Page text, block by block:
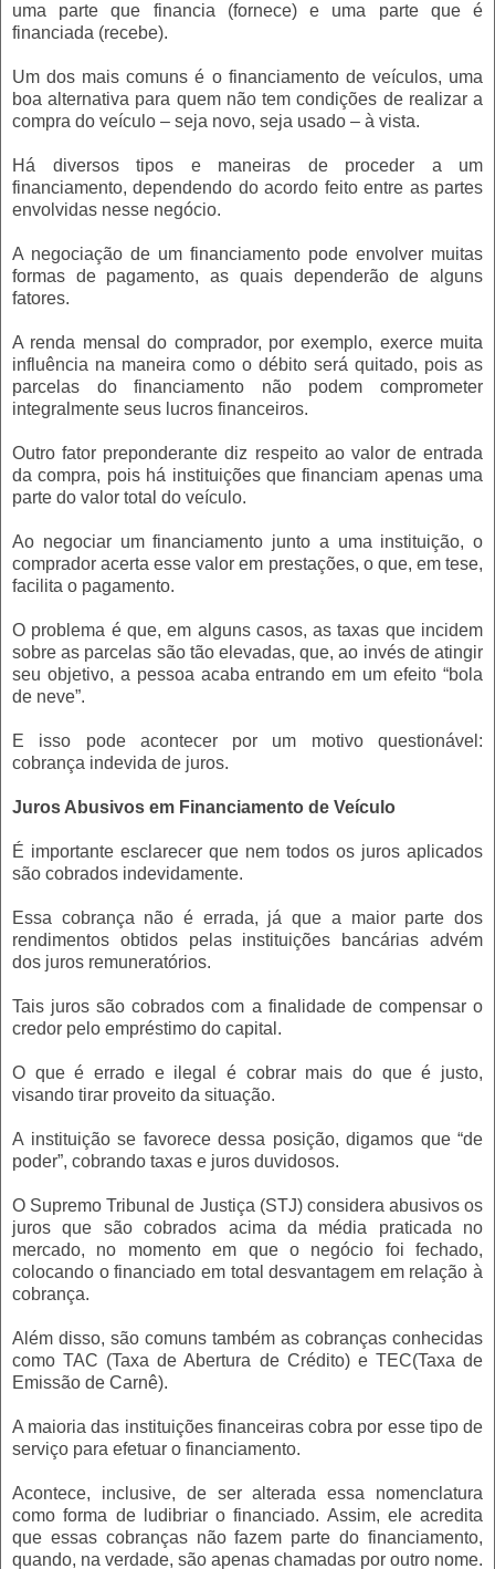
uma parte que financia (fornece) e uma parte que é
financiada (recebe).
Um dos mais comuns é o financiamento de veículos, uma
boa alternativa para quem não tem condições de realizar a
compra do veículo – seja novo, seja usado – à vista.
Há diversos tipos e maneiras de proceder a um
financiamento, dependendo do acordo feito entre as partes
envolvidas nesse negócio.
A negociação de um financiamento pode envolver muitas
formas de pagamento, as quais dependerão de alguns
fatores.
A renda mensal do comprador, por exemplo, exerce muita
influência na maneira como o débito será quitado, pois as
parcelas do financiamento não podem comprometer
integralmente seus lucros financeiros.
Outro fator preponderante diz respeito ao valor de entrada
da compra, pois há instituições que financiam apenas uma
parte do valor total do veículo.
Ao negociar um financiamento junto a uma instituição, o
comprador acerta esse valor em prestações, o que, em tese,
facilita o pagamento.
O problema é que, em alguns casos, as taxas que incidem
sobre as parcelas são tão elevadas, que, ao invés de atingir
seu objetivo, a pessoa acaba entrando em um efeito “bola
de neve”.
E isso pode acontecer por um motivo questionável:
cobrança indevida de juros.
Juros Abusivos em Financiamento de Veículo
É importante esclarecer que nem todos os juros aplicados
são cobrados indevidamente.
Essa cobrança não é errada, já que a maior parte dos
rendimentos obtidos pelas instituições bancárias advém
dos juros remuneratórios.
Tais juros são cobrados com a finalidade de compensar o
credor pelo empréstimo do capital.
O que é errado e ilegal é cobrar mais do que é justo,
visando tirar proveito da situação.
A instituição se favorece dessa posição, digamos que “de
poder”, cobrando taxas e juros duvidosos.
O Supremo Tribunal de Justiça (STJ) considera abusivos os
juros que são cobrados acima da média praticada no
mercado, no momento em que o negócio foi fechado,
colocando o financiado em total desvantagem em relação à
cobrança.
Além disso, são comuns também as cobranças conhecidas
como TAC (Taxa de Abertura de Crédito) e TEC(Taxa de
Emissão de Carnê).
A maioria das instituições financeiras cobra por esse tipo de
serviço para efetuar o financiamento.
Acontece, inclusive, de ser alterada essa nomenclatura
como forma de ludibriar o financiado. Assim, ele acredita
que essas cobranças não fazem parte do financiamento,
quando, na verdade, são apenas chamadas por outro nome.